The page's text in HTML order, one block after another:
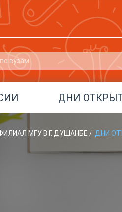
ДНИ
МГУ В Г. ДУШАНБЕ / ДНИ